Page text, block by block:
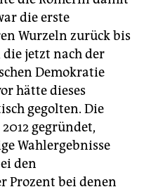
die erste
Wurzeln zurück bis
jetzt nach der
Demokratie
hätte dieses
gegolten. Die
gegründet,
Wahlergebnisse
den
Prozent bei denen